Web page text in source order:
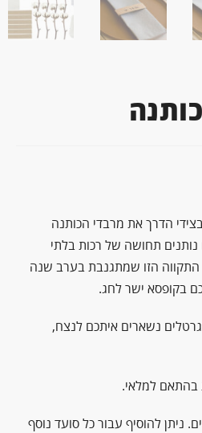
הדרך את מרבדי הכותנה
נותנים תחושה של רכות בלתי
התקווה הזו שמתגנבת בערב שנה
בקופסא ישר לחג.
נשארים איתכם לנצח,
בהתאם למלאי.
ל- 6 סועדים. ניתן להוסיף עבור כל סועד נוסף